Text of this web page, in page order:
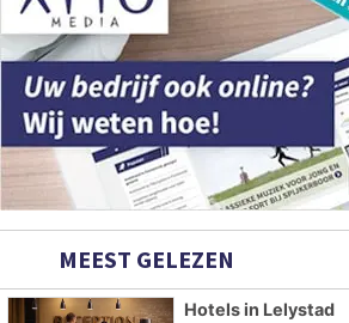
MEEST GELEZEN
Hotels in Lelystad